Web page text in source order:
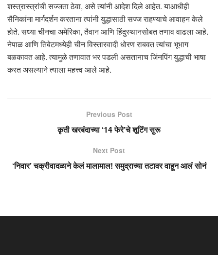
शस्त्रास्त्रांची सज्जता ठेवा, असे त्यांनी आदेश दिले आहेत. याआधीही
सैनिकांना मार्गदर्शन करताना त्यांनी युद्धासाठी सज्ज राहण्याचे आवाहन केले
होते. सध्या चीनचा अमेरिका, तैवान आणि हिंदुस्थानसोबत तणाव वाढला आहे.
नेपाळ आणि तिबेटमध्येही चीन विस्तारवादी धोरण राबवत त्यांचा भूभाग
बळकावत आहे. त्यामुळे तणावात भर पडली असतानाच जिंनपिंग युद्धाची भाषा
करत असल्याने त्याला महत्त्व आले आहे.
Previous Post
कृती खरबंदाच्या ‘14 फेरे’चे शूटिंग सुरू
Next Post
‘निवार’ चक्रीवादळाने केलं मालामाल! समुद्राच्या तटावर वाहून आलं सोनं